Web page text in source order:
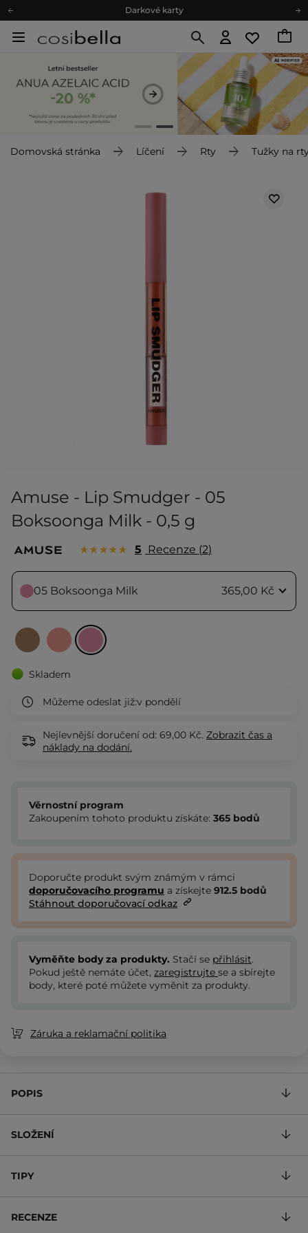
Darkové karty
Odeslání do 24 hod.
Darkové karty
Ekologické balení
Domovská stránka Líčení Rty Tužky na
Amuse - Lip Smudger - 05
Boksoonga Milk - 0,5 g
5 Recenze 2
05 Boksoonga Milk 365,00 Kč
Skladem
Můžeme odeslat již:v pondělí
Nejlevnější doručení od: 69,00 Kč. Zobrazit čas a
náklady na dodání.
Věrnostní program
Zakoupením tohoto produktu získáte: 365 bodů
Doporučte produkt svým známým v rámci
doporučovacího programu a získejte 912.5 bodů
Stáhnout doporučovací odkaz
Vyměňte body za produkty. Stačí se přihlásit.
Pokud ještě nemáte účet, zaregistrujte se a sbírejte
body, které poté můžete vyměnit za produkty.
Záruka a reklamační politika
POPIS
SLOŽENÍ
TIPY
RECENZE